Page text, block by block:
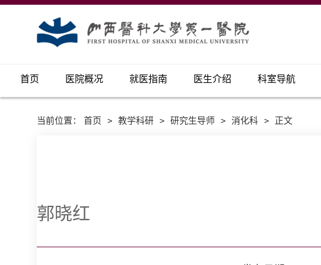
首页 医院概况 就医指南 医生介绍 科室导航
当前位置： 首页 > 教学科研 > 研究生导师 > 消化科 > 正文
郭晓红